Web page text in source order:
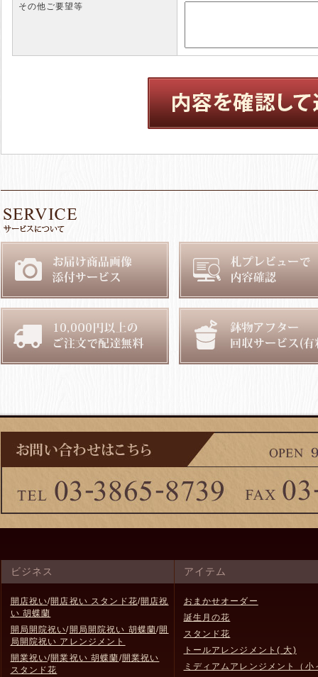
その他ご要望等
ビジネス
開店祝い/開店祝い スタンド花/開店祝
い 胡蝶蘭
開局開院祝い/開局開院祝い 胡蝶蘭/開
局開院祝い アレンジメント
開業祝い/開業祝い 胡蝶蘭/開業祝い
スタンド花
アイテム
おまかせオーダー
誕生月の花
スタンド花
トールアレンジメント( 大)
ミディアムアレンジメント（小